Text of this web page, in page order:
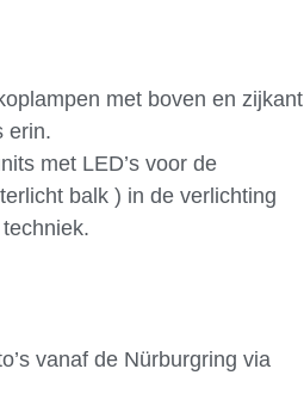
met boven en zijkant
erin.
met LED’s voor de
balk ) in de verlichting
vanaf de Nürburgring via